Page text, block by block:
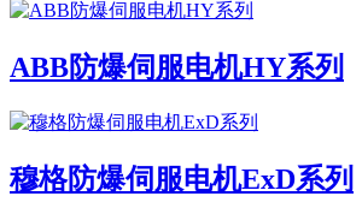
ABB防爆伺服电机HY系列
穆格防爆伺服电机ExD系列